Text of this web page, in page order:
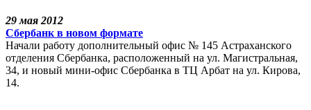
29 мая 2012
Сбербанк в новом формате
Начали работу дополнительный офис № 145 Астраханского
отделения Сбербанка, расположенный на ул. Магистральная,
34, и новый мини-офис Сбербанка в ТЦ Арбат на ул. Кирова,
14.